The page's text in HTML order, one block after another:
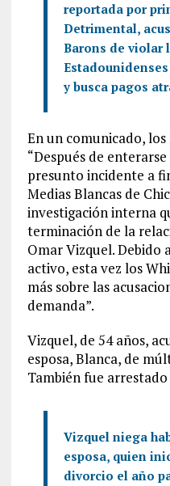
reportada por
Detrimental,
Barons de violar
y busca pagos
En un comunicado,
“Después de
presunto incidente a
Medias Blancas de
investigación interna
terminación de la
Omar Vizquel. Debido
activo, esta vez los
más sobre las
demanda”.
Vizquel, de 54 años,
esposa, Blanca, de
También fue
Vizquel niega
esposa, quien
divorcio el año